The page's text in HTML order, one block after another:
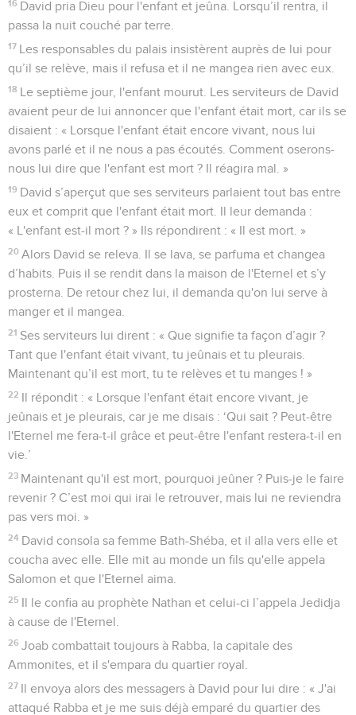
16 David pria Dieu pour l'enfant et jeûna. Lorsqu’il rentra, il
passa la nuit couché par terre.
17 Les responsables du palais insistèrent auprès de lui pour
qu’il se relève, mais il refusa et il ne mangea rien avec eux.
18 Le septième jour, l'enfant mourut. Les serviteurs de David
avaient peur de lui annoncer que l'enfant était mort, car ils se
disaient : « Lorsque l'enfant était encore vivant, nous lui
avons parlé et il ne nous a pas écoutés. Comment oserons-
nous lui dire que l'enfant est mort ? Il réagira mal. »
19 David s’aperçut que ses serviteurs parlaient tout bas entre
eux et comprit que l'enfant était mort. Il leur demanda :
« L'enfant est-il mort ? » Ils répondirent : « Il est mort. »
20 Alors David se releva. Il se lava, se parfuma et changea
d’habits. Puis il se rendit dans la maison de l'Eternel et s’y
prosterna. De retour chez lui, il demanda qu'on lui serve à
manger et il mangea.
21 Ses serviteurs lui dirent : « Que signifie ta façon d’agir ?
Tant que l'enfant était vivant, tu jeûnais et tu pleurais.
Maintenant qu’il est mort, tu te relèves et tu manges ! »
22 Il répondit : « Lorsque l'enfant était encore vivant, je
jeûnais et je pleurais, car je me disais : ‘Qui sait ? Peut-être
l'Eternel me fera-t-il grâce et peut-être l'enfant restera-t-il en
vie.’
23 Maintenant qu'il est mort, pourquoi jeûner ? Puis-je le faire
revenir ? C’est moi qui irai le retrouver, mais lui ne reviendra
pas vers moi. »
24 David consola sa femme Bath-Shéba, et il alla vers elle et
coucha avec elle. Elle mit au monde un fils qu'elle appela
Salomon et que l'Eternel aima.
25 Il le confia au prophète Nathan et celui-ci l’appela Jedidja
à cause de l'Eternel.
26 Joab combattait toujours à Rabba, la capitale des
Ammonites, et il s'empara du quartier royal.
27 Il envoya alors des messagers à David pour lui dire : « J'ai
attaqué Rabba et je me suis déjà emparé du quartier des